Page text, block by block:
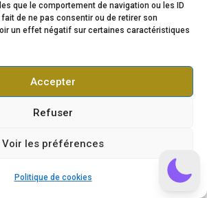
que le comportement de navigation ou les ID
de ne pas consentir ou de retirer son
un effet négatif sur certaines caractéristiques
Accepter
Refuser
Voir les préférences
Politique de cookies
prend toutes les
toute perte, utilisation
non autorisé,
altération ou destruction.
« cookies »
(“tags”) internet
propulsepark.fr